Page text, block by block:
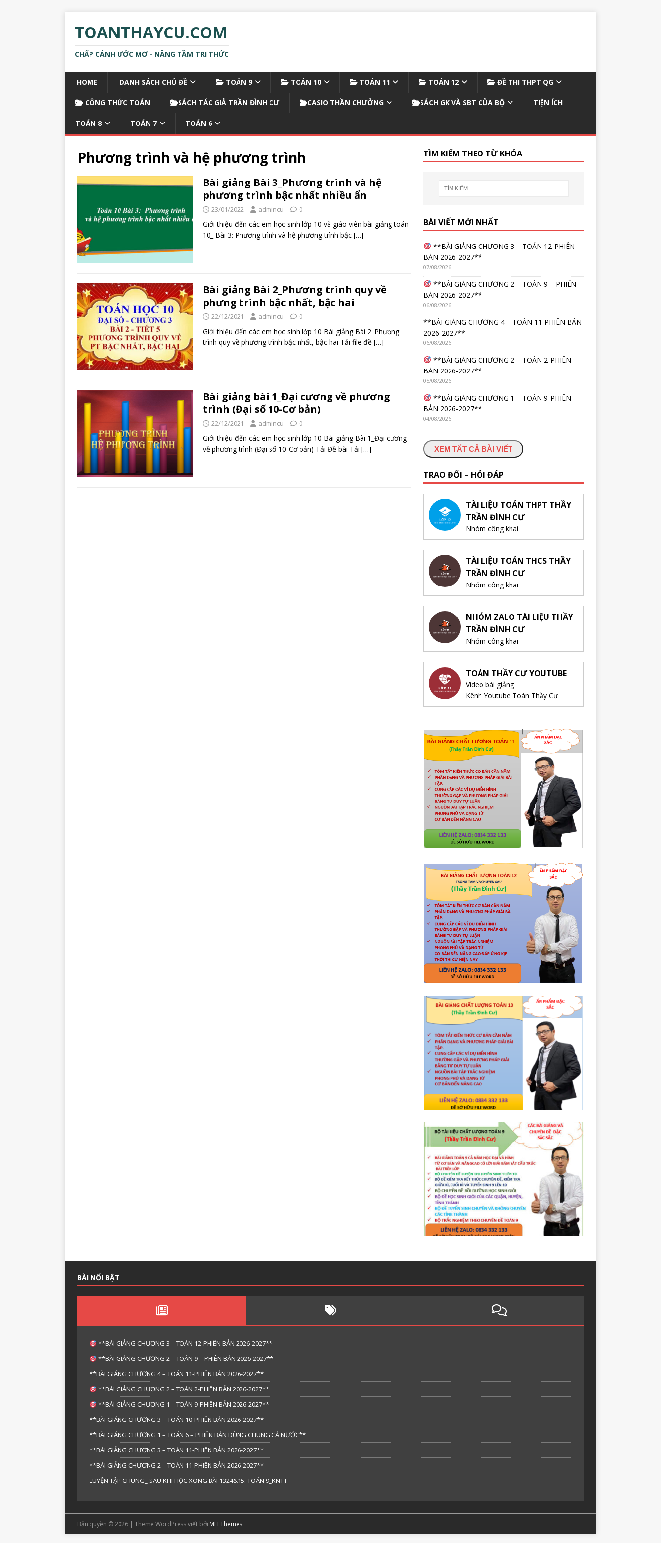
TOANTHAYCU.COM
CHẤP CÁNH ƯỚC MƠ - NÂNG TẦM TRI THỨC
HOME DANH SÁCH CHỦ ĐỀ TOÁN 9 TOÁN 10 TOÁN 11 TOÁN 12 ĐỀ THI THPT QG
CÔNG THỨC TOÁN SÁCH TÁC GIẢ TRẦN ĐÌNH CƯ CASIO THẦN CHƯỞNG SÁCH GK VÀ SBT CỦA BỘ TIỆN ÍCH
TOÁN 8 TOÁN 7 TOÁN 6
Phương trình và hệ phương trình
Bài giảng Bài 3_Phương trình và hệ
phương trình bậc nhất nhiều ẩn
23/01/2022 admincu 0
Giới thiệu đến các em học sinh lớp 10 và giáo viên bài giảng toán
10_ Bài 3: Phương trình và hệ phương trình bậc […]
Bài giảng Bài 2_Phương trình quy về
phưng trình bậc nhất, bậc hai
22/12/2021 admincu 0
Giới thiệu đến các em học sinh lớp 10 Bài giảng Bài 2_Phương
trình quy về phương trình bậc nhất, bậc hai Tải file đề […]
Bài giảng bài 1_Đại cương về phương
trình (Đại số 10-Cơ bản)
22/12/2021 admincu 0
Giới thiệu đến các em học sinh lớp 10 Bài giảng Bài 1_Đại cương
về phương trình (Đại số 10-Cơ bản) Tải Đề bài Tải […]
TÌM KIẾM THEO TỪ KHÓA
BÀI VIẾT MỚI NHẤT
**BÀI GIẢNG CHƯƠNG 3 – TOÁN 12-PHIÊN
BẢN 2026-2027**
07/08/2026
**BÀI GIẢNG CHƯƠNG 2 – TOÁN 9 – PHIÊN
BẢN 2026-2027**
06/08/2026
**BÀI GIẢNG CHƯƠNG 4 – TOÁN 11-PHIÊN BẢN
2026-2027**
06/08/2026
**BÀI GIẢNG CHƯƠNG 2 – TOÁN 2-PHIÊN
BẢN 2026-2027**
05/08/2026
**BÀI GIẢNG CHƯƠNG 1 – TOÁN 9-PHIÊN
BẢN 2026-2027**
04/08/2026
XEM TẤT CẢ BÀI VIẾT
TRAO ĐỔI – HỎI ĐÁP
TÀI LIỆU TOÁN THPT THẦY
TRẦN ĐÌNH CƯ
Nhóm công khai
TÀI LIỆU TOÁN THCS THẦY
TRẦN ĐÌNH CƯ
Nhóm công khai
NHÓM ZALO TÀI LIỆU THẦY
TRẦN ĐÌNH CƯ
Nhóm công khai
TOÁN THẦY CƯ YOUTUBE
Video bài giảng
Kênh Youtube Toán Thầy Cư
BÀI NỔI BẬT
**BÀI GIẢNG CHƯƠNG 3 – TOÁN 12-PHIÊN BẢN 2026-2027**
**BÀI GIẢNG CHƯƠNG 2 – TOÁN 9 – PHIÊN BẢN 2026-2027**
**BÀI GIẢNG CHƯƠNG 4 – TOÁN 11-PHIÊN BẢN 2026-2027**
**BÀI GIẢNG CHƯƠNG 2 – TOÁN 2-PHIÊN BẢN 2026-2027**
**BÀI GIẢNG CHƯƠNG 1 – TOÁN 9-PHIÊN BẢN 2026-2027**
**BÀI GIẢNG CHƯƠNG 3 – TOÁN 10-PHIÊN BẢN 2026-2027**
**BÀI GIẢNG CHƯƠNG 1 – TOÁN 6 – PHIÊN BẢN DÙNG CHUNG CẢ NƯỚC**
**BÀI GIẢNG CHƯƠNG 3 – TOÁN 11-PHIÊN BẢN 2026-2027**
**BÀI GIẢNG CHƯƠNG 2 – TOÁN 11-PHIÊN BẢN 2026-2027**
LUYỆN TẬP CHUNG_ SAU KHI HỌC XONG BÀI 1324&15: TOÁN 9_KNTT
Bản quyền © 2026 | Theme WordPress viết bởi MH Themes